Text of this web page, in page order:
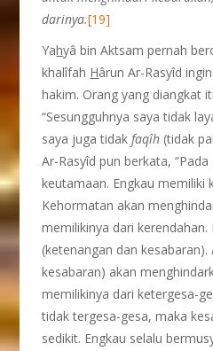
darinya.[19]
Yahyâ bin Aktsam pernah
khalîfah Hârun Ar-Rasyîd
hakim. Orang yang diangkat
“Sesungguhnya saya tidak
saya juga tidakfaqîh (tidak
Ar-Rasyîd pun berkata,
keutamaan. Engkau memiliki
Kehormatan akan
memilikinya dari
(ketenangan dan kesabaran).
kesabaran) akan
memilikinya dari ketergesa-
tidak tergesa-gesa, maka
sedikit. Engkau selalu